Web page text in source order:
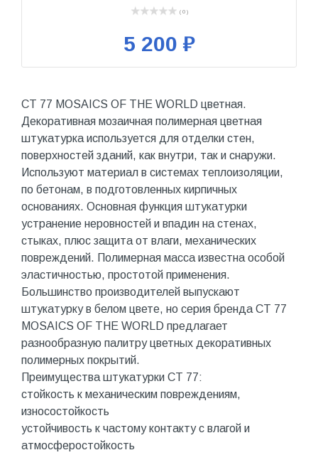
( 0 )
5 200 ₽
CT 77 MOSAICS OF THE WORLD цветная.
Декоративная мозаичная полимерная цветная
штукатурка используется для отделки стен,
поверхностей зданий, как внутри, так и снаружи.
Используют материал в системах теплоизоляции,
по бетонам, в подготовленных кирпичных
основаниях. Основная функция штукатурки
устранение неровностей и впадин на стенах,
стыках, плюс защита от влаги, механических
повреждений. Полимерная масса известна особой
эластичностью, простотой применения.
Большинство производителей выпускают
штукатурку в белом цвете, но серия бренда CT 77
MOSAICS OF THE WORLD предлагает
разнообразную палитру цветных декоративных
полимерных покрытий.
Преимущества штукатурки CT 77:
стойкость к механическим повреждениям,
износостойкость
устойчивость к частому контакту с влагой и
атмосферостойкость